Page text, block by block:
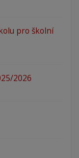
pro školní
2026